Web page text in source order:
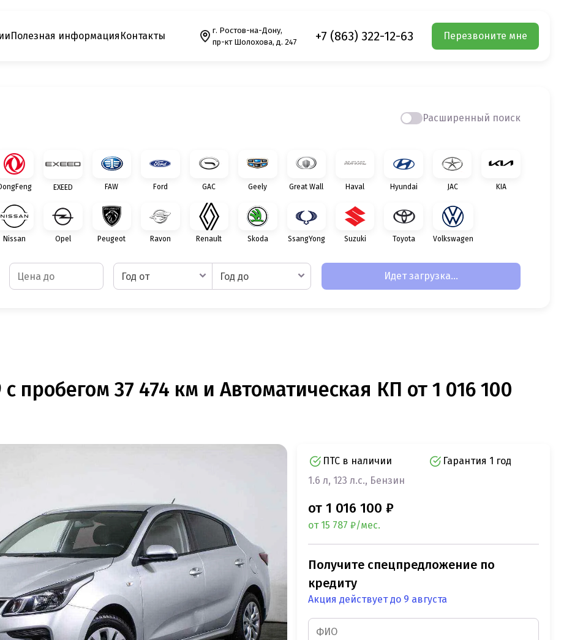
Полезная информация Контакты
г. Ростов-на-Дону,
пр-кт Шолохова, д. 247
+7 (863) 322-12-63 Перезвоните мне
Расширенный поиск
EXEED FAW Ford GAC Geely Great Wall Haval Hyundai JAC KIA
Nissan Opel Peugeot Ravon Renault Skoda SsangYong Suzuki Toyota Volkswagen
Год от Год до Идет загрузка...
пробегом 37 474 км и Автоматическая КП от 1 016 100
ПТС в наличии
Гарантия 1 год
1.6 л, 123 л.с., Бензин
от 1 016 100 ₽
от 15 787 ₽/мес.
Получите спецпредложение по
кредиту
Акция действует до 9 августа